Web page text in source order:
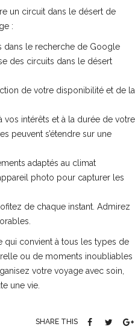
un circuit dans le désert de
:
dans le recherche de Google
des circuits dans le désert
de votre disponibilité et de la
intérêts et à la durée de votre
peuvent s’étendre sur une
adaptés au climat
photo pour capturer les
de chaque instant. Admirez
qui convient à tous les types de
ou de moments inoubliables
votre voyage avec soin,
une vie.
SHARE THIS